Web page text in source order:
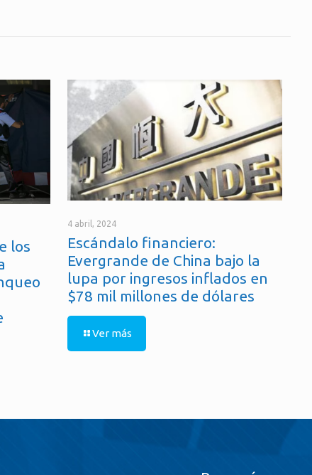
los
4 abril, 2024
Escándalo financiero:
Evergrande de China bajo la
lupa por ingresos inflados en
$78 mil millones de dólares
Ver más